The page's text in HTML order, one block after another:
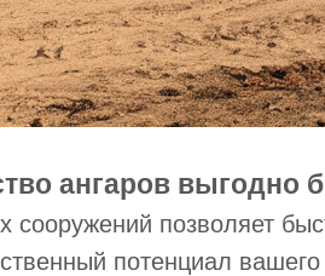
ангаров выгодно
сооружений позволяет
потенциал